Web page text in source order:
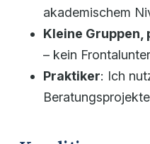
akademischem
Kleine Gruppen,
– kein
Praktiker: Ich